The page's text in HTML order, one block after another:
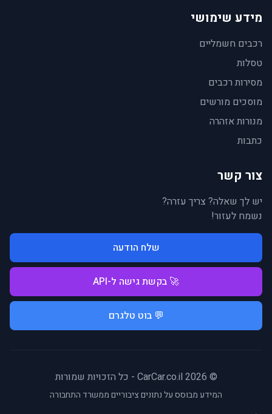
מידע שימושי
רכבים חשמליים
טסלות
מסירות רכבים
מוסכים מורשים
מנורות אזהרה
כתבות
צור קשר
יש לך שאלה? צריך עזרה?
נשמח לעזור!
שלח הודעה
🚀 בקשת גישה ל-API
💬 בוט טלגרם
© 2026 CarCar.co.il - כל הזכויות שמורות
המידע מבוסס על נתונים ציבוריים ממשרד התחבורה